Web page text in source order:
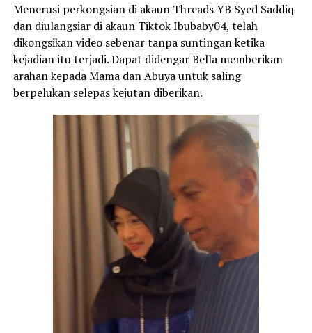
Menerusi perkongsian di akaun Threads YB Syed Saddiq
dan diulangsiar di akaun Tiktok Ibubaby04, telah
dikongsikan video sebenar tanpa suntingan ketika
kejadian itu terjadi. Dapat didengar Bella memberikan
arahan kepada Mama dan Abuya untuk saling
berpelukan selepas kejutan diberikan.